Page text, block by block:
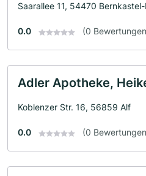
Saarallee 11, 54470
0.0 (0
Adler Apotheke,
Koblenzer Str. 16, 56859 Alf
0.0 (0